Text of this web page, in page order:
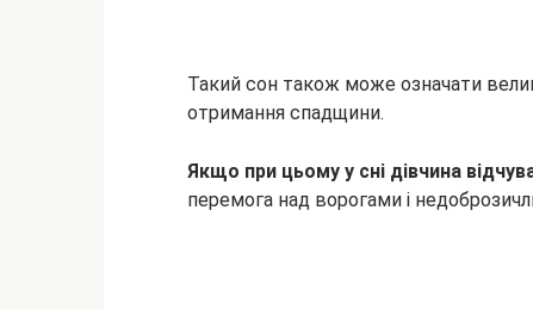
Такий сон також може означати
отримання спадщини.
Якщо при цьому у сні дівчина
перемога над ворогами і